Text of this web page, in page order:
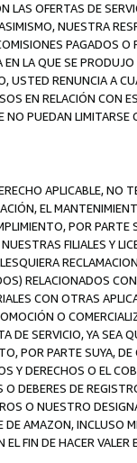
LAS OFERTAS DE
NUESTRA
PAGADOS
LA QUE SE
RENUNCIA A
EN RELACIÓN CON
PUEDAN LIMITARSE
APLICABLE,
EL
POR
FILIALES Y
RELACIONADOS
CON OTRAS
O
DE SERVICIO, YA SEA
POR PARTE SUYA,
Y DERECHOS O EL
DEBERES DE
O NUESTRO
DE AMAZON, INCLUSO
FIN DE HACER VALER